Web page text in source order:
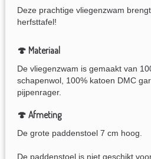
Deze prachtige vliegenzwam
herfsttafel!
🍄 Materiaal
De vliegenzwam is gemaakt van
schapenwol, 100% katoen DMC
pijpenrager.
🍄 Afmeting
De grote paddenstoel 7 cm hoog.
De paddenstoel is niet geschikt